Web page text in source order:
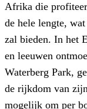
Afrika die
de hele lengte,
zal bieden. In het
en leeuwen
Waterberg Park,
de rijkdom van
mogelijk om per